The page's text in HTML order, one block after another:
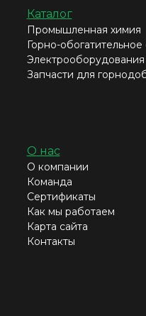
Каталог
Промышленная химия
Горно-
Запчасти для
О нас
О компании
Команда
Сертификаты
Как мы работаем
Карта сайта
Контакты